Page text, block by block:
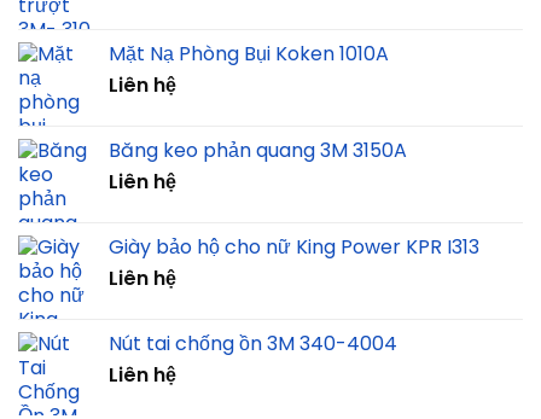
Mặt Nạ Phòng Bụi Koken 1010A
Liên hệ
Băng keo phản quang 3M 3150A
Liên hệ
Giày bảo hộ cho nữ King Power KPR I313
Liên hệ
Nút tai chống ồn 3M 340-4004
Liên hệ